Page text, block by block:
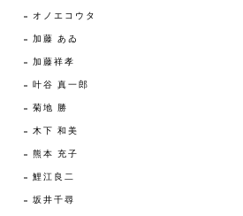
オノエコウタ
加藤 あゐ
加藤祥孝
叶谷 真一郎
菊地 勝
木下 和美
熊本 充子
鯉江良二
坂井千尋